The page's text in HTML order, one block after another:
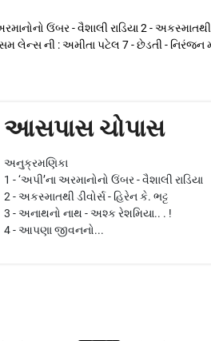
ઉંબર - વૈશાલી રાડિયા 2 -
લેન્સ ની : અમીતા પટેલ 7 - છેડતી - નિરંજન
આસપાસ ચોપાસ
અનુક્રમણિકા
1 - ‘અપી’ના અરમાનોનો ઉંબર - વૈશાલી રાડિયા
2 - અકસ્માતથી ડીવોર્સ - હિરેન કે. ભટ્ટ
3 - અનાથનો નાથ - અશ્ક રેશમિયા.. . !
4 - આપણા જીવનનો...